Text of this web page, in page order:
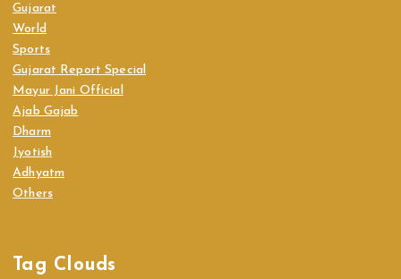
Gujarat
World
Sports
Gujarat Report Special
Mayur Jani Official
Ajab Gajab
Dharm
Jyotish
Adhyatm
Others
Tag Clouds